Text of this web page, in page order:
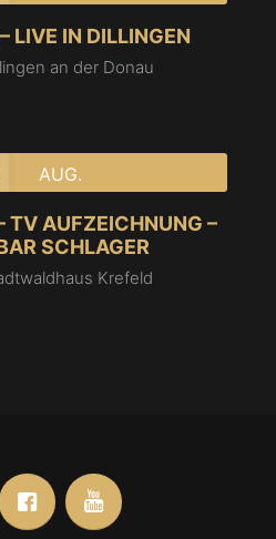
LIVE IN DILLINGEN
an der Donau
AUG.
TV AUFZEICHNUNG –
SCHLAGER
Krefeld